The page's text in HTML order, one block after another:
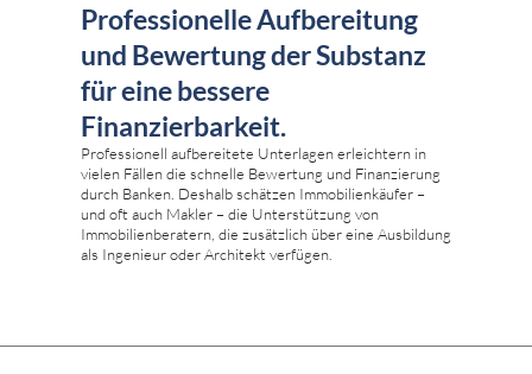
Professionelle Aufbereitung
und Bewertung der Substanz
für eine bessere
Finanzierbarkeit.
Professionell aufbereitete Unterlagen erleichtern in
vielen Fällen die schnelle Bewertung und Finanzierung
durch Banken. Deshalb schätzen Immobilienkäufer –
und oft auch Makler – die Unterstützung von
Immobilienberatern, die zusätzlich über eine Ausbildung
als Ingenieur oder Architekt verfügen.